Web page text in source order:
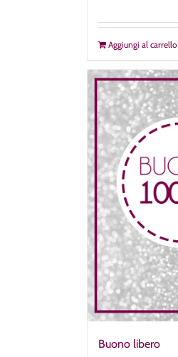
Aggiungi al carrello
Buono libero